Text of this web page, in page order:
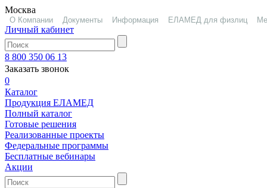
Москва
О Компании Документы Информация ЕЛАМЕД для физлиц
Личный кабинет
8 800 350 06 13
Заказать звонок
0
Каталог
Продукция ЕЛАМЕД
Полный каталог
Готовые решения
Реализованные проекты
Федеральные программы
Бесплатные вебинары
Акции